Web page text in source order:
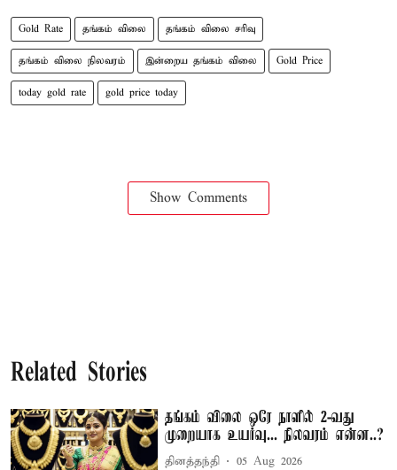
Gold Rate தங்கம் விலை தங்கம் விலை சரிவு
தங்கம் விலை நிலவரம் இன்றைய தங்கம் விலை Gold Price
today gold rate gold price today
Show Comments
Related Stories
தங்கம் விலை ஒரே நாளில் 2-வது
முறையாக உயர்வு... நிலவரம் என்ன..?
தினத்தந்தி 05 Aug 2026